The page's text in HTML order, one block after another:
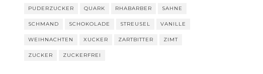
PUDERZUCKER QUARK RHABARBER SAHNE
SCHMAND SCHOKOLADE STREUSEL VANILLE
WEIHNACHTEN XUCKER ZARTBITTER ZIMT
ZUCKER ZUCKERFREI